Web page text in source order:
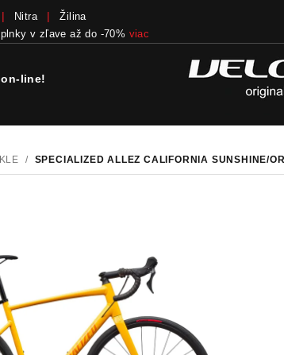
Nitra Žilina
v zľave až do -70% viac
on-line!
/ SPECIALIZED ALLEZ CALIFORNIA SUNSHINE/